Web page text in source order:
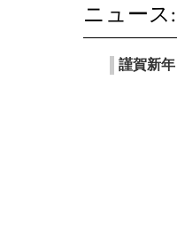
ニュース:
謹賀新年